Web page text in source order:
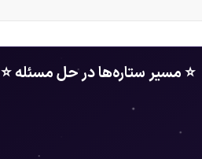
⭐ مسیر ستاره‌ها در حل مسئله ⭐